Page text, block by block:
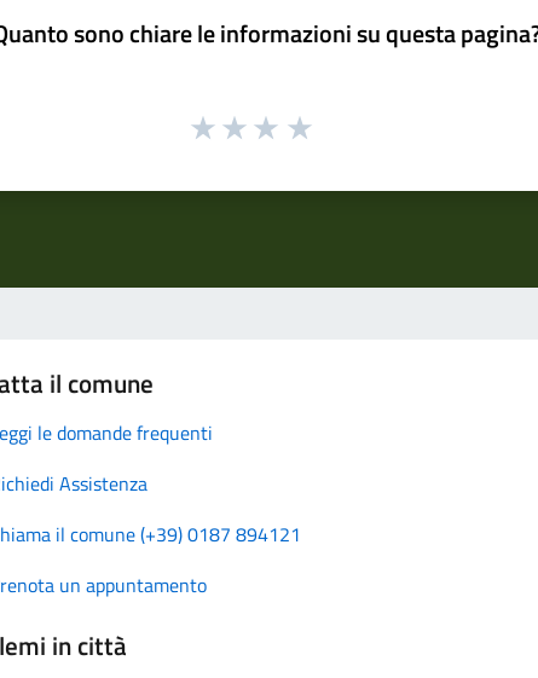
sono chiare le informazioni su questa
il comune
le domande frequenti
Assistenza
il comune (+39) 0187 894121
un appuntamento
in città